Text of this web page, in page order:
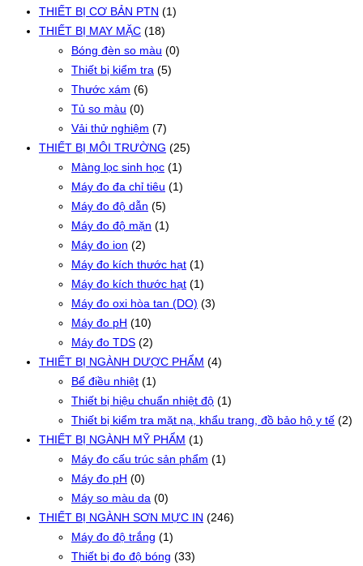
THIẾT BỊ CƠ BẢN PTN (1)
THIẾT BỊ MAY MẶC (18)
Bóng đèn so màu (0)
Thiết bị kiểm tra (5)
Thước xám (6)
Tủ so màu (0)
Vải thử nghiệm (7)
THIẾT BỊ MÔI TRƯỜNG (25)
Màng lọc sinh học (1)
Máy đo đa chỉ tiêu (1)
Máy đo độ dẫn (5)
Máy đo độ mặn (1)
Máy đo ion (2)
Máy đo kích thước hạt (1)
Máy đo kích thước hạt (1)
Máy đo oxi hòa tan (DO) (3)
Máy đo pH (10)
Máy đo TDS (2)
THIẾT BỊ NGÀNH DƯỢC PHẨM (4)
Bể điều nhiệt (1)
Thiết bị hiệu chuẩn nhiệt độ (1)
Thiết bị kiểm tra mặt nạ, khẩu trang, đồ bảo hộ y tế (2)
THIẾT BỊ NGÀNH MỸ PHẨM (1)
Máy đo cấu trúc sản phẩm (1)
Máy đo pH (0)
Máy so màu da (0)
THIẾT BỊ NGÀNH SƠN MỰC IN (246)
Máy đo độ trắng (1)
Thiết bị đo độ bóng (33)